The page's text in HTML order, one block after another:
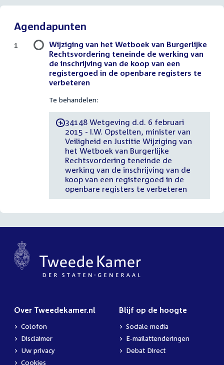
Agendapunten
Wijziging van het Wetboek van Burgerlijke
Rechtsvordering teneinde de werking van
de inschrijving van de koop van een
registergoed in de openbare registers te
verbeteren
Te behandelen:
-34148 Wetgeving d.d. 6 februari
2015 - I.W. Opstelten, minister van
Veiligheid en Justitie Wijziging van
het Wetboek van Burgerlijke
Rechtsvordering teneinde de
werking van de inschrijving van de
koop van een registergoed in de
openbare registers te verbeteren
1
Over Tweedekamer.nl
Colofon
Disclaimer
Uw privacy
Cookies
Blijf op de hoogte
Sociale media
E-mailattenderingen
Debat Direct